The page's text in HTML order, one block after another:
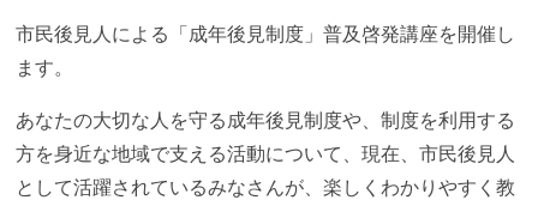
市民後見人による「成年後見制度」普及啓発講座を開催し
ます。
あなたの大切な人を守る成年後見制度や、制度を利用する
方を身近な地域で支える活動について、現在、市民後見人
として活躍されているみなさんが、楽しくわかりやすく教